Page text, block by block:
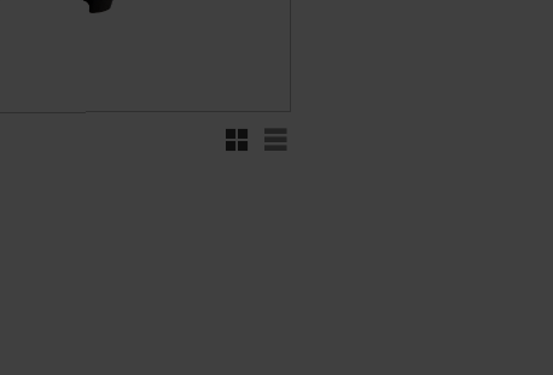
Rutnätsvy
Listvy